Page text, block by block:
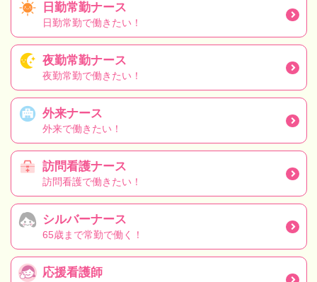
日勤常勤ナース
日勤常勤で働きたい！
夜勤常勤ナース
夜勤常勤で働きたい！
外来ナース
外来で働きたい！
訪問看護ナース
訪問看護で働きたい！
シルバーナース
65歳まで常勤で働く！
応援看護師